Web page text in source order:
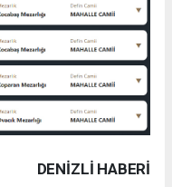
DENIZLI HABERİ